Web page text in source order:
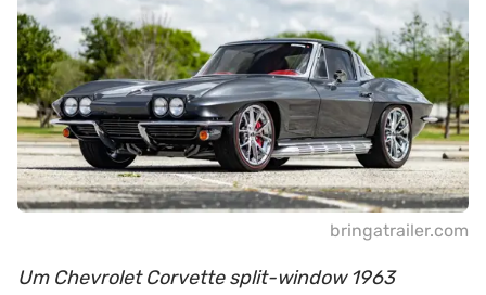
bringatrailer.com
Um Chevrolet Corvette split-window 1963